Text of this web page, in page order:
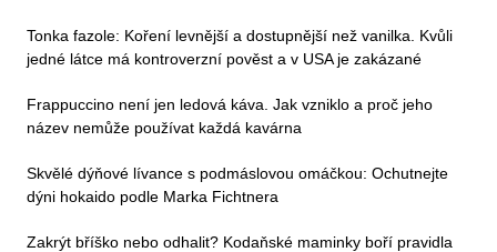
Tonka fazole: Koření levnější a dostupnější než vanilka. Kvůli
jedné látce má kontroverzní pověst a v USA je zakázané
Frappuccino není jen ledová káva. Jak vzniklo a proč jeho
název nemůže používat každá kavárna
Skvělé dýňové lívance s podmáslovou omáčkou: Ochutnejte
dýni hokaido podle Marka Fichtnera
Zakrýt bříško nebo odhalit? Kodaňské maminky boří pravidla